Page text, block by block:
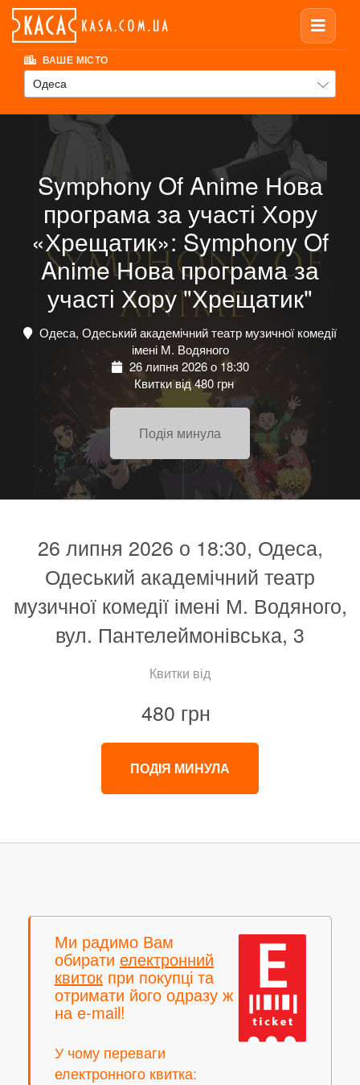
ВАШЕ МІСТО
Одеса
Symphony Of Anime Нова
програма за участі Хору
«Хрещатик»: Symphony Of
Anime Нова програма за
участі Хору "Хрещатик"
Одеса, Одеський академічний театр музичної комедії
імені М. Водяного
26 липня 2026 о 18:30
Квитки від 480 грн
Подія минула
26 липня 2026 о 18:30, Одеса,
Одеський академічний театр
музичної комедії імені М. Водяного,
вул. Пантелеймонівська, 3
Квитки від
480 грн
ПОДІЯ МИНУЛА
Ми радимо Вам
обирати електронний
квиток при покупці та
отримати його одразу ж
на e-mail!
У чому переваги
електронного квитка: